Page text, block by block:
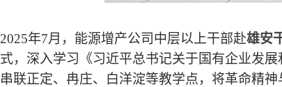
2025年7月， 能源增产公司中层以上干部赴雄安
式，深入学习《习近平总书记关于国有企业发
串联正定、冉庄、白洋淀等教学点，将革命精神